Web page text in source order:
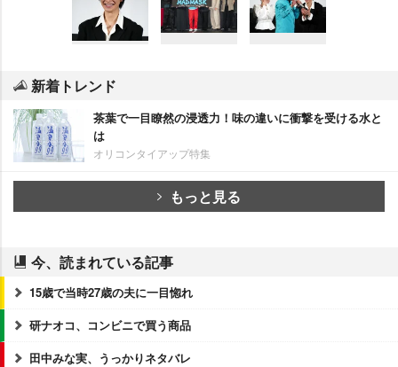
新着トレンド
茶葉で一目瞭然の浸透力！味の違いに衝撃を受ける水と
は
オリコンタイアップ特集
もっと見る
今、読まれている記事
15歳で当時27歳の夫に一目惚れ
研ナオコ、コンビニで買う商品
田中みな実、うっかりネタバレ